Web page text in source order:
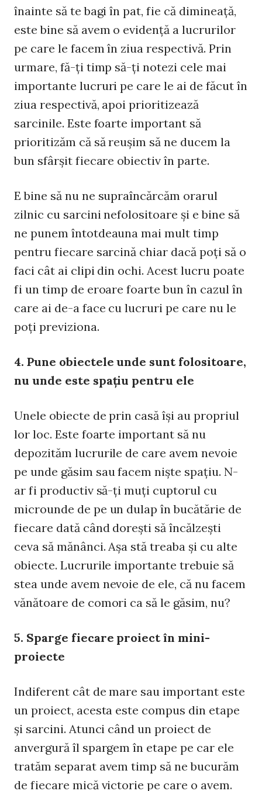
înainte să te bagi în pat, fie că dimineaţă,
este bine să avem o evidenţă a lucrurilor
pe care le facem în ziua respectivă. Prin
urmare, fă-ţi timp să-ţi notezi cele mai
importante lucruri pe care le ai de făcut în
ziua respectivă, apoi prioritizează
sarcinile. Este foarte important să
prioritizăm că să reuşim să ne ducem la
bun sfârşit fiecare obiectiv în parte.
E bine să nu ne supraîncărcăm orarul
zilnic cu sarcini nefolositoare şi e bine să
ne punem întotdeauna mai mult timp
pentru fiecare sarcină chiar dacă poţi să o
faci cât ai clipi din ochi. Acest lucru poate
fi un timp de eroare foarte bun în cazul în
care ai de-a face cu lucruri pe care nu le
poţi previziona.
4. Pune obiectele unde sunt folositoare,
nu unde este spaţiu pentru ele
Unele obiecte de prin casă îşi au propriul
lor loc. Este foarte important să nu
depozităm lucrurile de care avem nevoie
pe unde găsim sau facem nişte spaţiu. N-
ar fi productiv să-ţi muţi cuptorul cu
microunde de pe un dulap în bucătărie de
fiecare dată când doreşti să încălzeşti
ceva să mănânci. Aşa stă treaba şi cu alte
obiecte. Lucrurile importante trebuie să
stea unde avem nevoie de ele, că nu facem
vănătoare de comori ca să le găsim, nu?
5. Sparge fiecare proiect în mini-
proiecte
Indiferent cât de mare sau important este
un proiect, acesta este compus din etape
şi sarcini. Atunci când un proiect de
anvergură îl spargem în etape pe car ele
tratăm separat avem timp să ne bucurăm
de fiecare mică victorie pe care o avem.